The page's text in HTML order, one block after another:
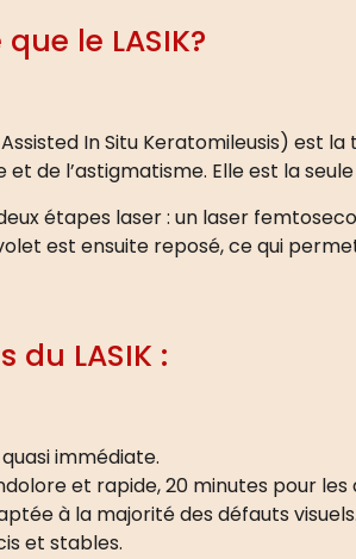
le LASIK?
Assisted In Situ Keratomileusis) est
et de l’astigmatisme. Elle est la
étapes laser : un laser
est ensuite reposé, ce qui
du LASIK :
immédiate.
et rapide, 20 minutes pour les
à la majorité des défauts visuels.
et stables.